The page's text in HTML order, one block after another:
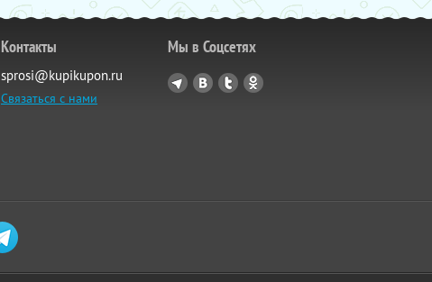
Контакты
sprosi@kupikupon.ru
Связаться с нами
Мы в Соцсетях